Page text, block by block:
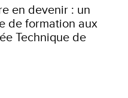
en devenir : un
de formation aux
Technique de